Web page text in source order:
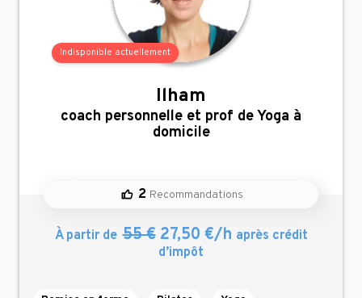
Indisponible actuellement
Ilham
,
coach personnelle et prof de Yoga à
domicile
2 Recommandations
À partir de 55 €27,50 €/h après crédit
d’impôt